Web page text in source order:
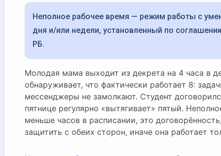
Неполное рабочее время — режим работы с уменьшенной продолжительностью
дня и/или недели, установленный по
РБ.
Молодая мама выходит из декрета на 4 часа в день — и через месяц
обнаруживает, что фактически работает 8:
мессенджеры не замолкают. Студент
пятнице регулярно «вытягивает» пятый.
меньше часов в расписании, это
защитить с обеих сторон, иначе она работает